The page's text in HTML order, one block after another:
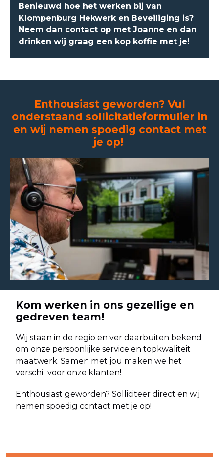
Benieuwd hoe het werken bij van
Klompenburg Hekwerk en Beveiliging is?
Neem dan contact op met Joanne en dan
drinken wij graag een kop koffie met je!
Enthousiast geworden? Vul
onderstaand sollicitatieformulier in
en wij nemen spoedig contact met
je op!
Kom werken in ons gezellige en
gedreven team!
Wij staan in de regio en ver daarbuiten bekend
om onze persoonlijke service en topkwaliteit
maatwerk. Samen met jou maken we het
verschil voor onze klanten!
Enthousiast geworden? Solliciteer direct en wij
nemen spoedig contact met je op!